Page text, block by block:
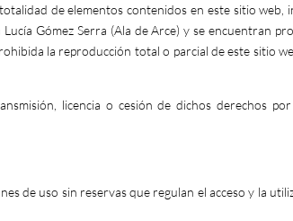
de elementos contenidos en este sitio web,
Gómez Serra (Ala de Arce) y se encuentran
la reproducción total o parcial de este sitio
licencia o cesión de dichos derechos
de uso sin reservas que regulan el acceso y la